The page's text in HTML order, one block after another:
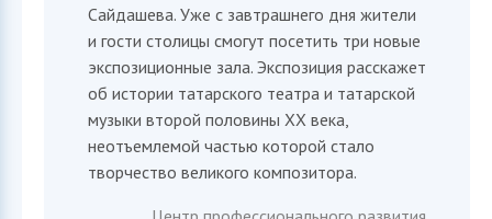
Сайдашева. Уже с завтрашнего дня жители
и гости столицы смогут посетить три новые
экспозиционные зала. Экспозиция расскажет
об истории татарского театра и татарской
музыки второй половины XX века,
неотъемлемой частью которой стало
творчество великого композитора.